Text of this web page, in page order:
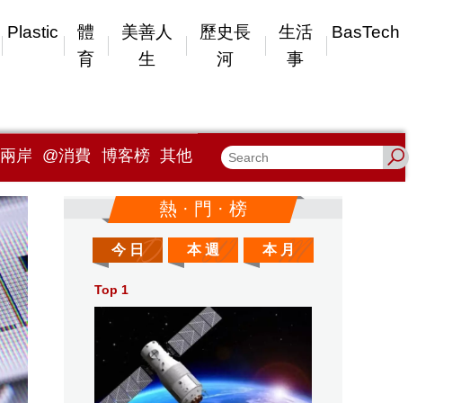
Plastic
體
育
美善人
生
歷史長
河
生活
事
BasTech
兩岸 @消費 博客榜 其他
熱 · 門 · 榜
今 日 本 週 本 月
Top 1